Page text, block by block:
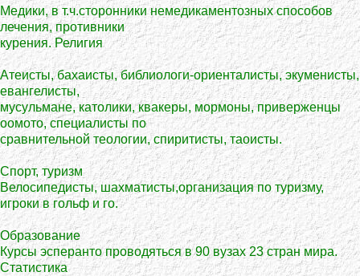
Медики, в т.ч.сторонники немедикаментозных способов
лечения, противники
курения. Религия
Атеисты, бахаисты, библиологи-oриенталисты, экуменисты,
евангелисты,
мусульмане, католики, квакеры, мормоны, приверженцы
оомото, специалисты по
сравнительной теологии, спиритисты, таоисты.
Спорт, туризм
Велосипедисты, шахматисты,организация по туризму,
игроки в гольф и го.
Образование
Курсы эсперанто проводяться в 90 вузах 23 стран мира.
Статистика